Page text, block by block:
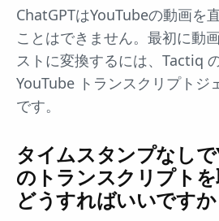
ChatGPTはYouTubeの動画を
ことはできません。最初に動
ストに変換するには、Tactiq
YouTube トランスクリプトジ
です。
タイムスタンプなし
のトランスクリプト
どうすればいいですか